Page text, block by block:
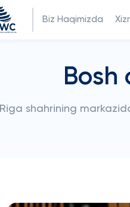
Biz Haqimizda
Bosh
Riga shahrining